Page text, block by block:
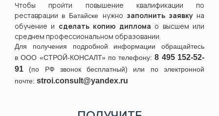
Чтобы пройти повышение квалификации по
реставрации в Батайске нужно заполнить заявкуна
обучение и сделать копию диплома о высшем или
среднем профессиональном образовании.
Для получения подробной информации обращайтесь
вООО «СТРОЙ-КОНСАЛТ» по телефону:8 495 152-52-
91 (по РФ звонок бесплатный) или по электронной
почте: stroi.consult@yandex.ru